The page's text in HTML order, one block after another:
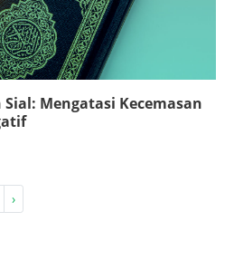
Mengatasi Kecemasan
›